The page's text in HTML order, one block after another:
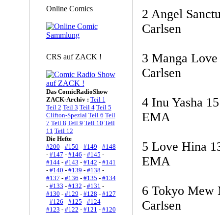
Online Comics
CRS auf ZACK !
Das ComicRadioShow
ZACK-Archiv : Teil 1
Teil 2 Teil 3 Teil 4 Teil 5
Clifton-Spezial Teil 6 Teil
7 Teil 8 Teil 9 Teil 10 Teil
11 Teil 12
Die Hefte
#200 - #150 - #149 - #148
- #147 - #146 - #145 -
#144- #143 - #142 - #141
- #140 - #139 - #138 -
#137 - #136 - #135 - #134
- #133 - #132 - #131 -
#130 - #129 - #128 - #127
- #126 - #125 - #124-
#123 - #122 - #121 - #120
2 Angel
Carlsen
3 Manga
Carlsen
4 Inu Yasha
EMA
5 Love Hina
EMA
6 Tokyo Mew
Carlsen